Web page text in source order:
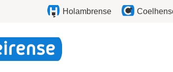
Holambrense